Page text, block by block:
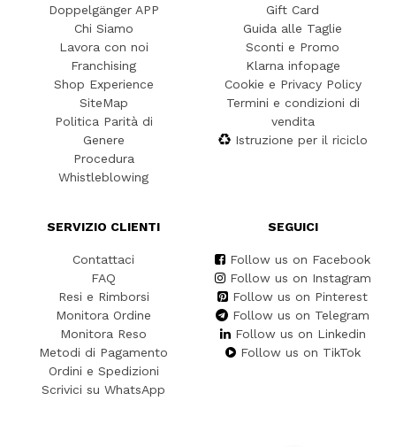
Doppelgänger APP
Chi Siamo
Lavora con noi
Franchising
Shop Experience
SiteMap
Politica Parità di
Genere
Procedura
Whistleblowing
Gift Card
Guida alle Taglie
Sconti e Promo
Klarna infopage
Cookie e Privacy Policy
Termini e condizioni di
vendita
Istruzione per il riciclo
SERVIZIO CLIENTI
Contattaci
FAQ
Resi e Rimborsi
Monitora Ordine
Monitora Reso
Metodi di Pagamento
Ordini e Spedizioni
Scrivici su WhatsApp
SEGUICI
Follow us on Facebook
Follow us on Instagram
Follow us on Pinterest
Follow us on Telegram
Follow us on Linkedin
Follow us on TikTok